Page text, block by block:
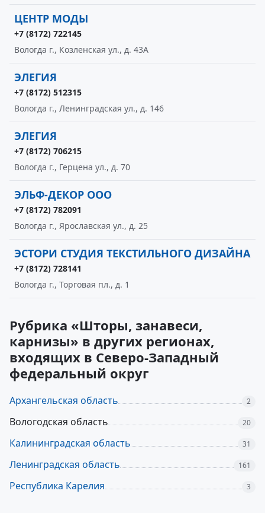
ЦЕНТР МОДЫ
+7 (8172) 722145
Вологда г., Козленская ул., д. 43А
ЭЛЕГИЯ
+7 (8172) 512315
Вологда г., Ленинградская ул., д. 146
ЭЛЕГИЯ
+7 (8172) 706215
Вологда г., Герцена ул., д. 70
ЭЛЬФ-ДЕКОР ООО
+7 (8172) 782091
Вологда г., Ярославская ул., д. 25
ЭСТОРИ СТУДИЯ ТЕКСТИЛЬНОГО ДИЗАЙНА
+7 (8172) 728141
Вологда г., Торговая пл., д. 1
Рубрика «Шторы, занавеси,
карнизы» в других регионах,
входящих в Северо-Западный
федеральный округ
Архангельская область 2
Вологодская область 20
Калининградская область 31
Ленинградская область 161
Республика Карелия 3